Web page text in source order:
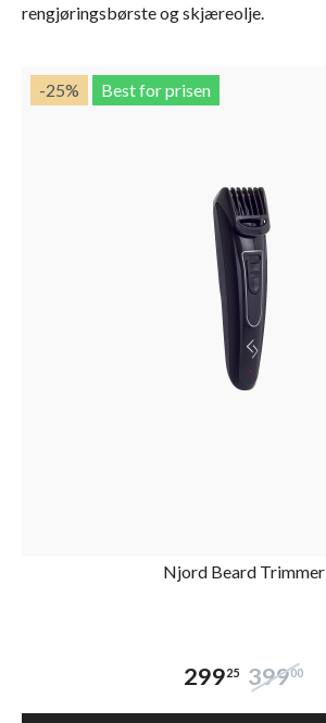
rengjøringsbørste og skjæreolje.
-25% Best for prisen
Njord Beard Trimmer
29925 39900